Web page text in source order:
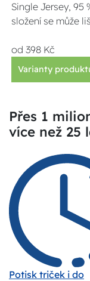
Single Jersey, 95
složení se může
od 398 Kč
Varianty
Přes 1
více než 25
Potisk triček i do